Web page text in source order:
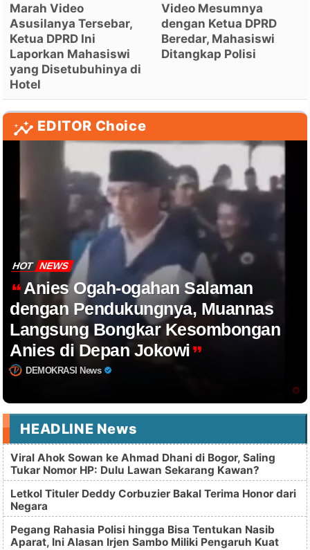
Marah Video
Asusilanya Tersebar,
Ketua DPRD Ini
Laporkan Mahasiswi
yang Disetubuhinya di
Hotel
Video Mesumnya
dengan Ketua DPRD
Beredar, Mahasiswi
Ditangkap Polisi
EDITOR Choice
HOT NEWS
Anies Ogah-ogahan Salaman
dengan Pendukungnya, Muannas
Langsung Bongkar Kesombongan
Anies di Depan Jokowi
DEMOKRASI News
HEADLINE News
Viral Ahok Sowan ke Ahmad Dhani di Bogor, Saling
Tukar Nomor HP: Dulu Lawan Sekarang Kawan?
Letkol Tituler Deddy Corbuzier Bakal Terima Honor dari
Negara
Pegang Rahasia Polisi hingga Bisa Tentukan Nasib
Aparat, Ini Alasan Irjen Sambo Miliki Pengaruh Kuat